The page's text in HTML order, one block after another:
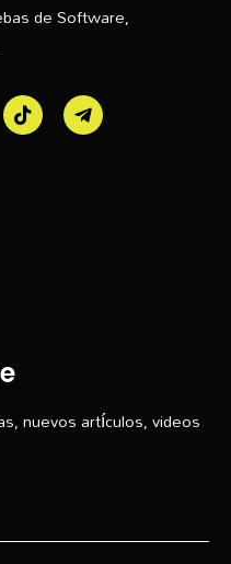
de Software,
nuevos artículos, videos